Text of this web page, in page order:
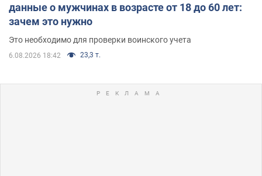
данные о мужчинах в возрасте от 18 до 60 лет:
зачем это нужно
Это необходимо для проверки воинского учета
6.08.2026 18:42 23,3 т.